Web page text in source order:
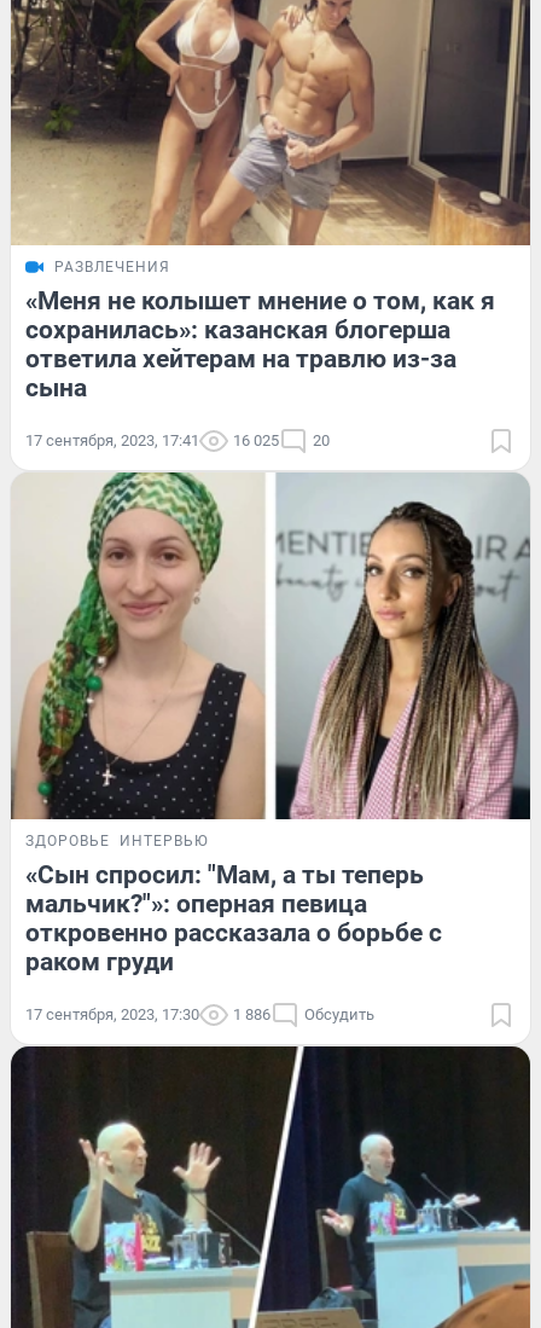
РАЗВЛЕЧЕНИЯ
«Меня не колышет мнение о том, как я
сохранилась»: казанская блогерша
ответила хейтерам на травлю из-за
сына
17 сентября, 2023, 17:41 16 025 20
ЗДОРОВЬЕ ИНТЕРВЬЮ
«Сын спросил: "Мам, а ты теперь
мальчик?"»: оперная певица
откровенно рассказала о борьбе с
раком груди
17 сентября, 2023, 17:30 1 886 Обсудить